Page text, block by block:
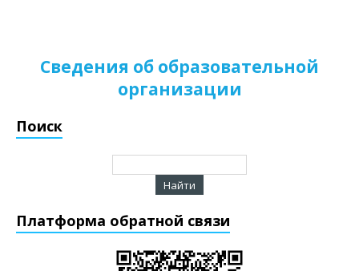
Сведения об образовательной
организации
Поиск
Платформа обратной связи